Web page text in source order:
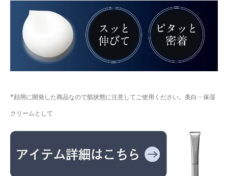
*顔用に開発した商品なので肌状態に注意してご使用ください。美白・保湿
クリームとして